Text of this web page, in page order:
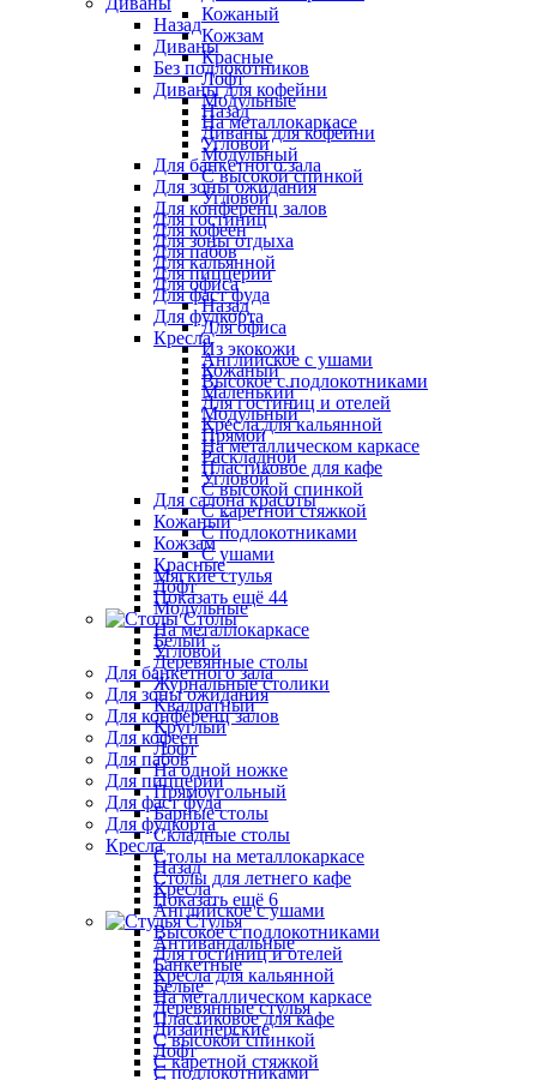
Кожаный
Кожзам
Красные
Лофт
Модульные
На металлокаркасе
Угловой
Для банкетного зала
Для зоны ожидания
Для конференц залов
Для кофеен
Для пабов
Для пиццерии
Для фаст фуда
Для фудкорта
Кресла
Английское с ушами
Высокое с подлокотниками
Для гостиниц и отелей
Кресла для кальянной
На металлическом каркасе
Пластиковое для кафе
С высокой спинкой
С каретной стяжкой
С подлокотниками
С ушами
Мягкие стулья
Показать ещё 44
Столы
Белый
Деревянные столы
Журнальные столики
Квадратный
Круглый
Лофт
На одной ножке
Прямоугольный
Барные столы
Складные столы
Столы на металлокаркасе
Столы для летнего кафе
Показать ещё 6
Стулья
Антивандальные
Банкетные
Белые
Деревянные стулья
Дизайнерские
Лофт
С подлокотниками
Назад
Диваны
Без подлокотников
Диваны для кофейни
Назад
Диваны для кофейни
Модульный
С высокой спинкой
Угловой
Для гостиниц
Для зоны отдыха
Для кальянной
Для офиса
Назад
Для офиса
Из экокожи
Кожаный
Маленький
Модульный
Прямой
Раскладной
Угловой
Для салона красоты
Кожаный
Кожзам
Красные
Лофт
Модульные
На металлокаркасе
Угловой
Для банкетного зала
Для зоны ожидания
Для конференц залов
Для кофеен
Для пабов
Для пиццерии
Для фаст фуда
Для фудкорта
Кресла
Назад
Кресла
Английское с ушами
Высокое с подлокотниками
Для гостиниц и отелей
Кресла для кальянной
На металлическом каркасе
Пластиковое для кафе
С высокой спинкой
С каретной стяжкой